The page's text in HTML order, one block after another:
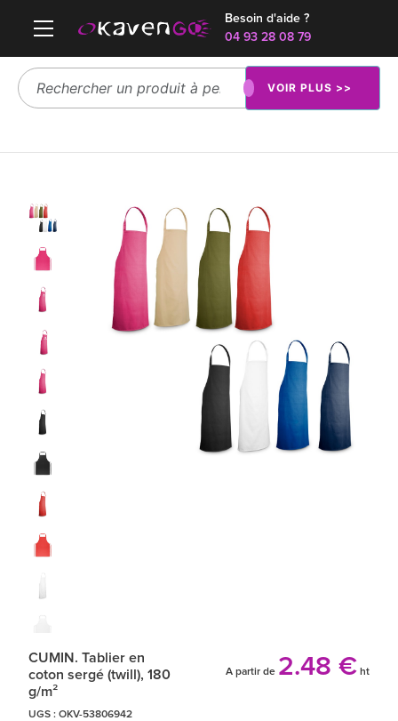
Besoin d'aide ?
04 93 28 08 79
VOIR PLUS >>
CUMIN. Tablier en
coton sergé (twill), 180
g/m²
A partir de 2.48 € ht
UGS : OKV-53806942